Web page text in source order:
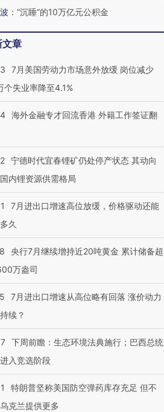
： “沉睡”的10万亿元公积金
文章
7月美国劳动力市场意外放缓 岗位减少
个失业率降至4.1%
海外金融专才回流香港 外籍工作签证翻
宁德时代宜春锂矿仍处停产状态 其动向
内锂资源供需格局
7月进出口增速高位放缓，价格驱动还能
久
央行7月继续增持近20吨黄金 累计储备超
万盎司
7月进出口增速从高位略有回落 涨价动力
续？
下周前瞻：生态环境法典施行；巴西总统
入竞选阶段
特朗普坚称美国防空弹药库存充足 但不
克兰提供更多